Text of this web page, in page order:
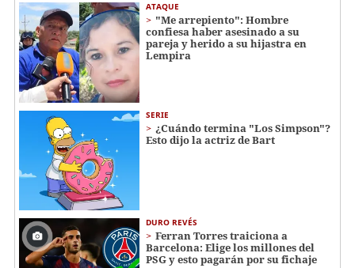
ATAQUE
"Me arrepiento": Hombre
confiesa haber asesinado a su
pareja y herido a su hijastra en
Lempira
SERIE
¿Cuándo termina "Los Simpson"?
Esto dijo la actriz de Bart
DURO REVÉS
Ferran Torres traiciona a
Barcelona: Elige los millones del
PSG y esto pagarán por su fichaje